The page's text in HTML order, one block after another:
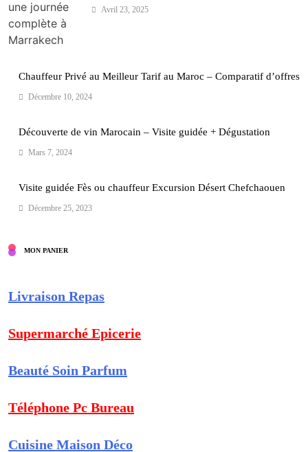
Avril 23, 2025
Chauffeur Privé au Meilleur Tarif au Maroc – Comparatif d’offres
Décembre 10, 2024
Découverte de vin Marocain – Visite guidée + Dégustation
Mars 7, 2024
Visite guidée Fès ou chauffeur Excursion Désert Chefchaouen
Décembre 25, 2023
MON PANIER
Livraison Repas
Supermarché Epicerie
Beauté Soin Parfum
Téléphone Pc Bureau
Cuisine Maison Déco